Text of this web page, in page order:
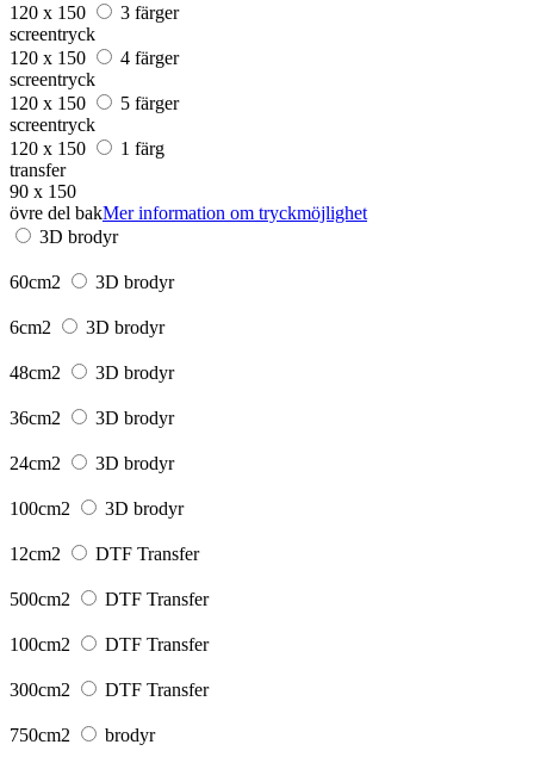
120 x 150
3 färger
screentryck
120 x 150
4 färger
screentryck
120 x 150
5 färger
screentryck
120 x 150
1 färg
transfer
90 x 150
övre del bakMer information om tryckmöjlighet
3D brodyr
60cm2 3D brodyr
6cm2 3D brodyr
48cm2 3D brodyr
36cm2 3D brodyr
24cm2 3D brodyr
100cm2 3D brodyr
12cm2 DTF Transfer
500cm2 DTF Transfer
100cm2 DTF Transfer
300cm2 DTF Transfer
750cm2 brodyr